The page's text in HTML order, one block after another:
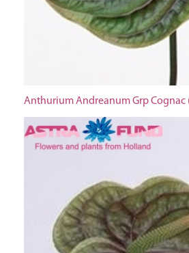
Anthurium Andreanum Grp Cognac